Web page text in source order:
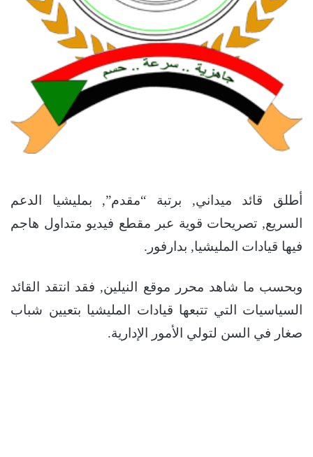
أطلق قائد ميداني, برتبة “مقدم”, بمليشيا الدعم
السريع, تصريحات قوية عبر مقطع فيديو متداول هاجم
فيها قيادات المليشيا, بدارفور.
وبحسب ما شاهد محرر موقع النيلين, فقد انتقد القائد
السياسيات التي تتبعها قيادات المليشيا بتعيين شباب
صغار في السن لتولي الأمور الإدارية.